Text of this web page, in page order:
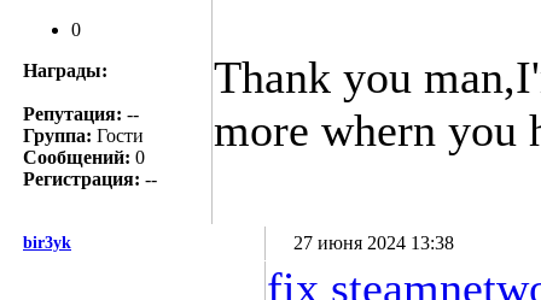
0
Награды:
Репутация: --
Группа: Гости
Сообщений: 0
Регистрация: --
Thank you
more whern you
bir3yk 27 июня 2024 13:38
fix